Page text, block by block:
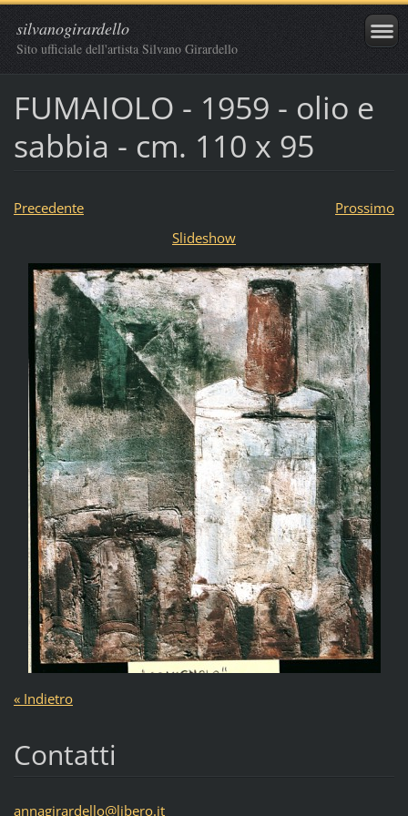
silvanogirardello
Sito ufficiale dell'artista Silvano Girardello
FUMAIOLO - 1959 - olio e
sabbia - cm. 110 x 95
Precedente
Prossimo
Slideshow
« Indietro
Contatti
annagirardello@libero.it